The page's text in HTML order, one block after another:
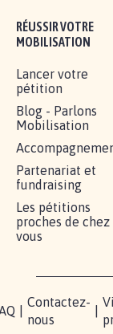
RÉUSSIR VOTRE
MOBILISATION
Lancer votre
pétition
Blog - Parlons
Mobilisation
Partenariat et
fundraising
Les pétitions
proches de chez
vous
Contactez-
nous